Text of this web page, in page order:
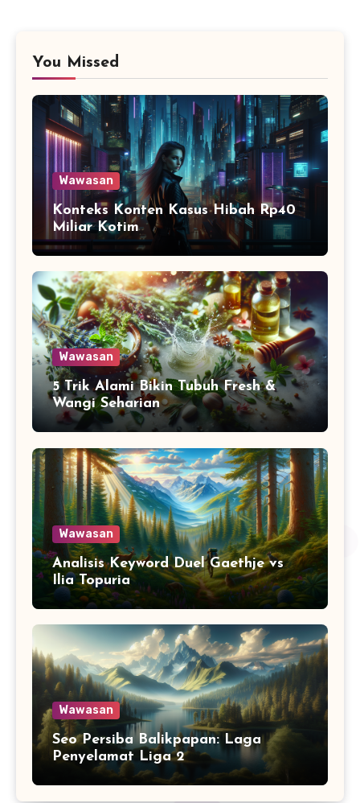
You Missed
Wawasan
Konteks Konten Kasus Hibah Rp40
Miliar Kotim
Wawasan
5 Trik Alami Bikin Tubuh Fresh &
Wangi Seharian
Wawasan
Analisis Keyword Duel Gaethje vs
Ilia Topuria
Wawasan
Seo Persiba Balikpapan: Laga
Penyelamat Liga 2